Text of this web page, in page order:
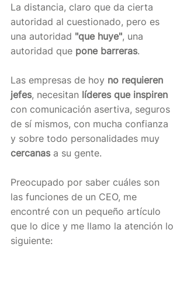
La distancia, claro que da cierta
autoridad al cuestionado, pero es
una autoridad "que huye", una
autoridad que pone barreras.
Las empresas de hoy no requieren
jefes, necesitan líderes que inspiren
con comunicación asertiva, seguros
de sí mismos, con mucha confianza
y sobre todo personalidades muy
cercanas a su gente.
Preocupado por saber cuáles son
las funciones de un CEO, me
encontré con un pequeño artículo
que lo dice y me llamo la atención lo
siguiente: